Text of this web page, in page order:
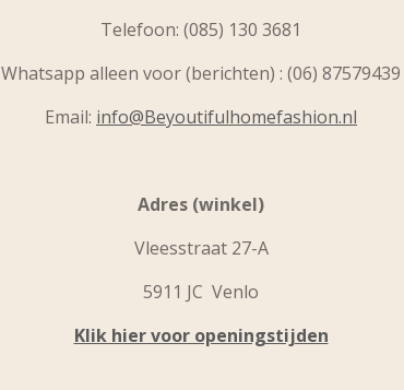
Telefoon: (085) 130 3681
Whatsapp alleen voor (berichten) : (06) 87579439
Email: info@Beyoutifulhomefashion.nl
Adres (winkel)
Vleesstraat 27-A
5911 JC Venlo
Klik hier voor openingstijden